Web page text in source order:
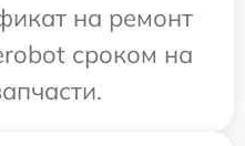
на ремонт
сроком на